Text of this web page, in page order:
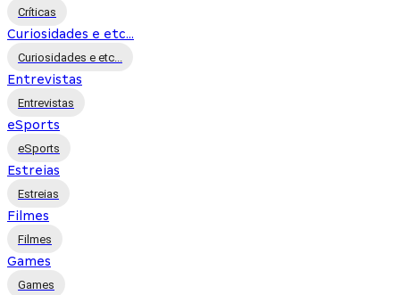
Críticas
Curiosidades e etc...
Curiosidades e etc...
Entrevistas
Entrevistas
eSports
eSports
Estreias
Estreias
Filmes
Filmes
Games
Games